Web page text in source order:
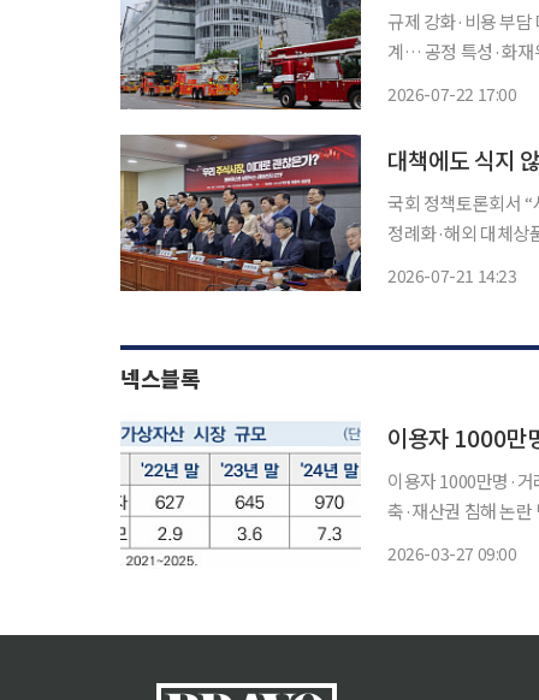
규제 강화·비용 부
계… 공정 특성·화재위험도 반영 지적 인천 서해
2026-07-22 17:00
대책에도 식지
국회 정책토론회서
정례화·해외 대체상품
2026-07-21 14:23
넥스블록
이용자 1000만
이용자 1000만명·
축·재산권 침해 논란 병존 가상자산 시장이 급격히 확대되면서 거래소 대
2026-03-27 09:00